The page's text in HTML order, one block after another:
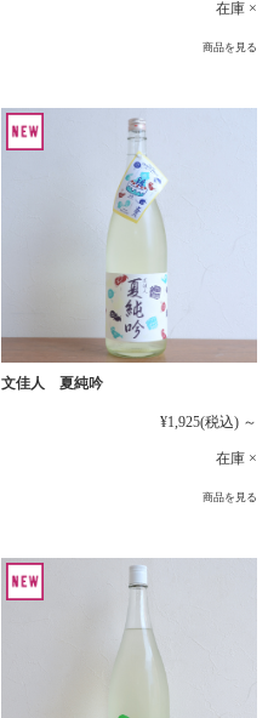
在庫 ×
商品を見る
文佳人 夏純吟
¥1,925(税込) ～
在庫 ×
商品を見る